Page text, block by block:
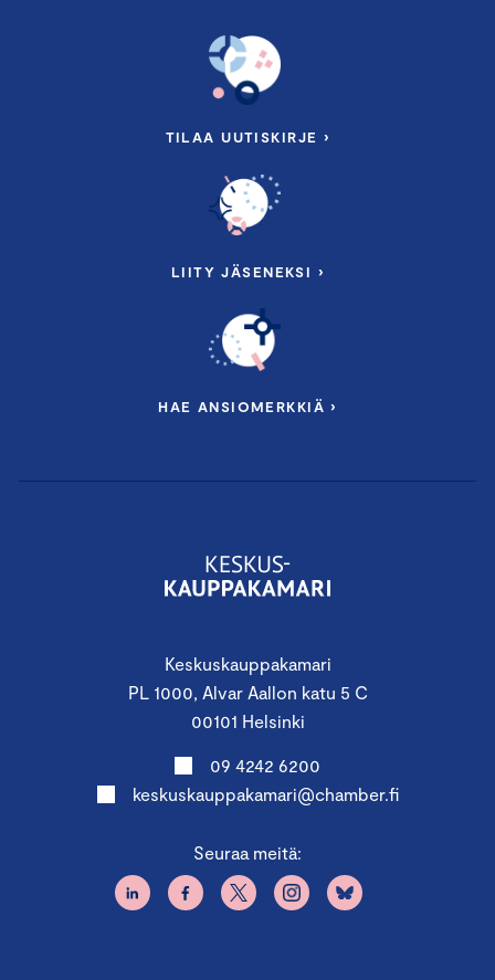
Keskuskauppakamari
PL 1000, Alvar Aallon katu 5 C
00101 Helsinki
09 4242 6200
keskuskauppakamari@chamber.fi
Seuraa meitä:
TILAA UUTISKIRJE ›
LIITY JÄSENEKSI ›
HAE ANSIOMERKKIÄ ›